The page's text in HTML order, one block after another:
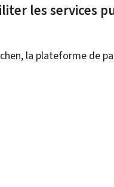
les services
la plateforme de